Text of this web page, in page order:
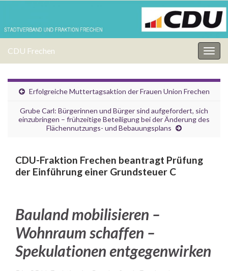
CDU Frechen
Erfolgreiche Muttertagsaktion der Frauen Union Frechen
Grube Carl: Bürgerinnen und Bürger sind aufgefordert, sich
einzubringen – frühzeitige Beteiligung bei der Änderung des
Flächennutzungs- und Bebauungsplans
CDU-Fraktion Frechen beantragt Prüfung
der Einführung einer Grundsteuer C
Bauland mobilisieren –
Wohnraum schaffen –
Spekulationen entgegenwirken